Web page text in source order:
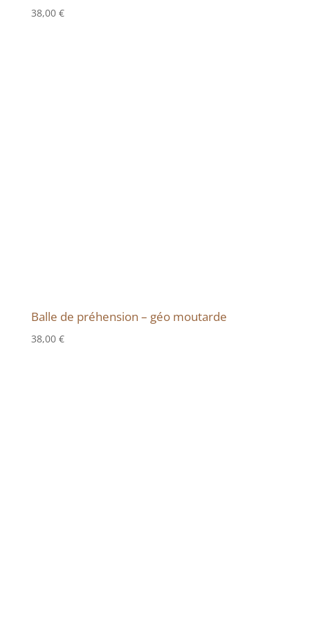
38,00 €
Balle de préhension – géo moutarde
38,00 €